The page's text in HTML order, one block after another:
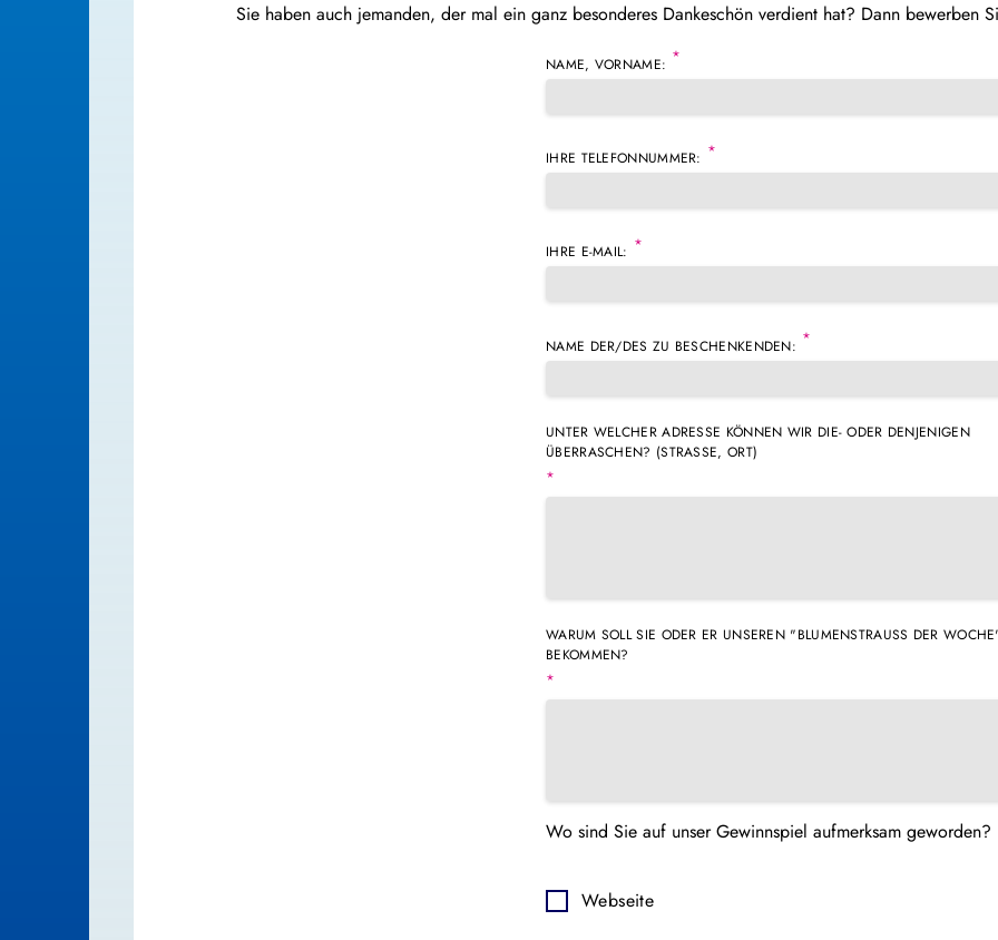
Sie haben auch jemanden, der mal ein ganz besonderes Dankeschön verdient hat? Dann bewerben
NAME, VORNAME: *
IHRE TELEFONNUMMER: *
IHRE E-MAIL: *
NAME DER/DES ZU BESCHENKENDEN: *
UNTER WELCHER ADRESSE KÖNNEN WIR DIE- ODER DENJENIGEN
ÜBERRASCHEN? (STRASSE, ORT)
*
WARUM SOLL SIE ODER ER UNSEREN "BLUMENSTRAUSS DER WOCHE"
EKOMMEN?
*
Wo sind Sie auf unser Gewinnspiel aufmerksam geworden?
Webseite